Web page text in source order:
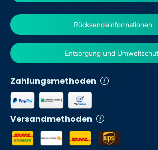
Zahlungsmethoden
Versandmethoden
Rücksendeinformationen
Entsorgung und